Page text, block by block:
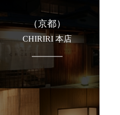
（京都）
CHIRIRI 本店